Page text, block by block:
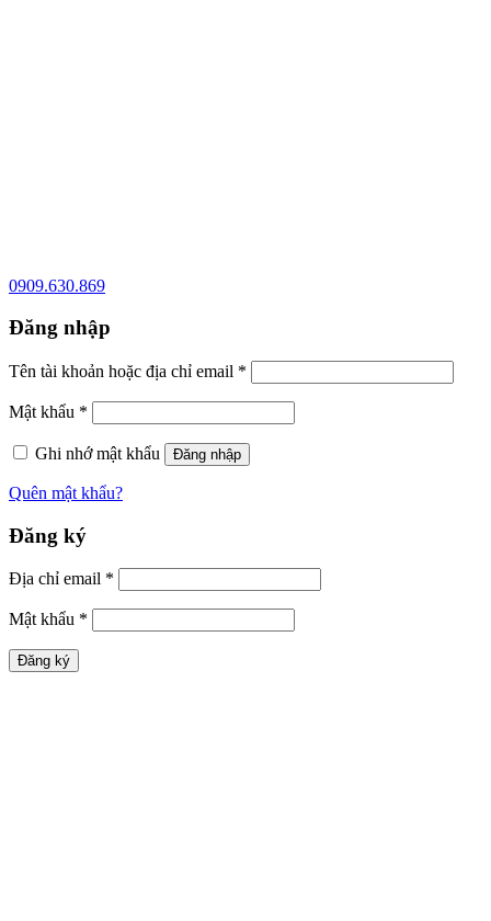
0909.630.869
Đăng nhập
Tên tài khoản hoặc địa chỉ email *
Mật khẩu *
Ghi nhớ mật khẩu Đăng nhập
Quên mật khẩu?
Đăng ký
Địa chỉ email *
Mật khẩu *
Đăng ký